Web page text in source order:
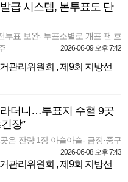
급 시스템, 본투표도 단
투표 보완- 투표소별로 개표 땐 효
...
2026-06-09 오후 7:42
관리위원회 ,제9회 지방선
더니…투표지 수혈 9곳
장”
은 잔량 1장 아슬아슬- 금정·중구
2026-06-08 오후 7:43
관리위원회 ,제9회 지방선